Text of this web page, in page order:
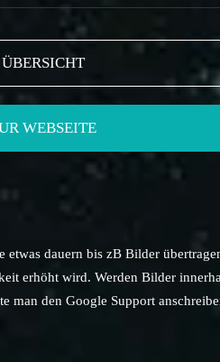
ÜBERSICHT
WEBSEITE
etwas dauern bis zB Bilder
erhöht wird. Werden Bilder
man den Google Support